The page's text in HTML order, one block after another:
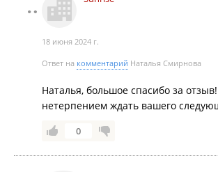
18 июня 2024 г.
Ответ на комментарий Наталья Смирнова
Наталья, большое спасибо за
нетерпением ждать вашего
0